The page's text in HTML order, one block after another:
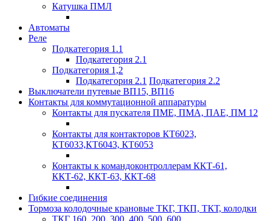
Катушка ПМЛ
Автоматы
Реле
Подкатегория 1.1
Подкатегория 2.1
Подкатегория 1,2
Подкатегория 2.1 Подкатегория 2.2
Выключатели путевые ВП15, ВП16
Контакты для коммутационной аппаратуры
Контакты для пускателя ПМЕ, ПМА, ПАЕ, ПМ 12
Контакты для контакторов КТ6023,
КТ6033,КТ6043, КТ6053
Контакты к командоконтроллерам ККТ-61,
ККТ-62, ККТ-63, ККТ-68
Гибкие соединения
Тормоза колодочные крановые ТКГ, ТКП, ТКТ, колодки
ТКГ 160, 200, 300, 400, 500, 600